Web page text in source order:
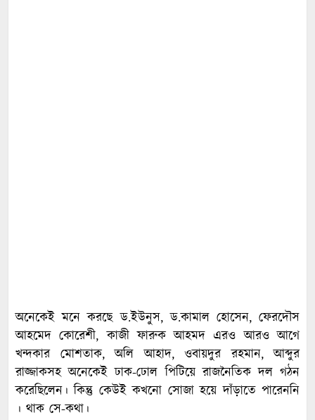
অনেকেই মনে করছে ড.ইউনুস, ড.কামাল হোসেন, ফেরদৌস
আহমেদ কোরেশী, কাজী ফারুক আহমদ এরও আরও আগে
খন্দকার মোশতাক, অলি আহাদ, ওবায়দুর রহমান, আব্দুর
রাজ্জাকসহ অনেকেই ঢাক-ঢোল পিটিয়ে রাজনৈতিক দল গঠন
করেছিলেন। কিন্তু কেউই কখনো সোজা হয়ে দাঁড়াতে পারেননি
। থাক সে-কথা।